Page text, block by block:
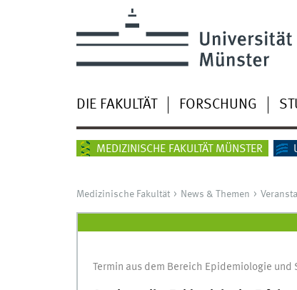
DIE FAKULTÄT FORSCHUNG
MEDIZINISCHE FAKULTÄT MÜNSTER
Medizinische Fakultät News & Themen
Termin aus dem Bereich Epidemiologie und